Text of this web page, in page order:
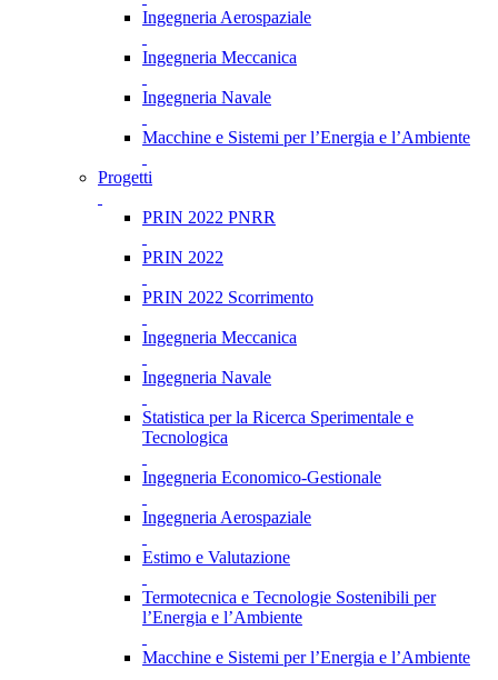
Ingegneria Aerospaziale
Ingegneria Meccanica
Ingegneria Navale
Macchine e Sistemi per l’Energia e l’Ambiente
Progetti
PRIN 2022 PNRR
PRIN 2022
PRIN 2022 Scorrimento
Ingegneria Meccanica
Ingegneria Navale
Statistica per la Ricerca Sperimentale e
Tecnologica
Ingegneria Economico-Gestionale
Ingegneria Aerospaziale
Estimo e Valutazione
Termotecnica e Tecnologie Sostenibili per
l’Energia e l’Ambiente
Macchine e Sistemi per l’Energia e l’Ambiente